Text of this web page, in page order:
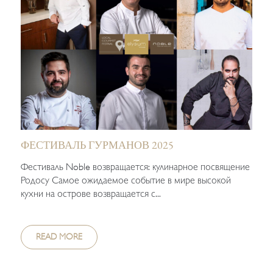
ФЕСТИВАЛЬ ГУРМАНОВ 2025
Фестиваль Noble возвращается: кулинарное посвящение
Родосу Самое ожидаемое событие в мире высокой
кухни на острове возвращается с...
READ MORE